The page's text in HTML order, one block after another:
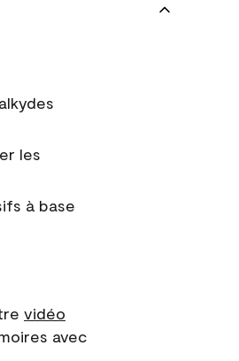
les
à base
vidéo
avec